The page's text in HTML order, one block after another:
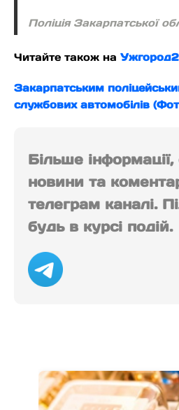
Поліція Закарпатської
Читайте також на
Закарпатським
службових автомобілів
Більше
новини та
телеграм каналі.
будь в курсі подій.